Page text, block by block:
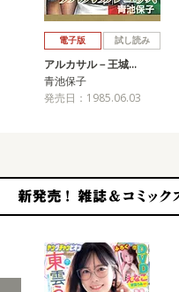
電子版 試し読み
アルカサル－王城…
青池保子
発売日：1985.06.03